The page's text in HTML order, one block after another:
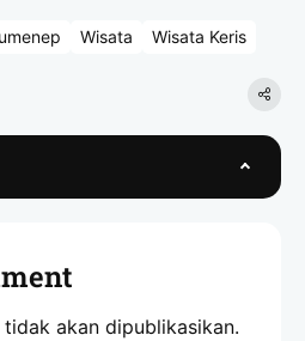
Wisata Wisata Keris
akan dipublikasikan.